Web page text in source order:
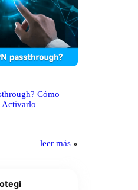
Cómo
Activarlo
leer más »